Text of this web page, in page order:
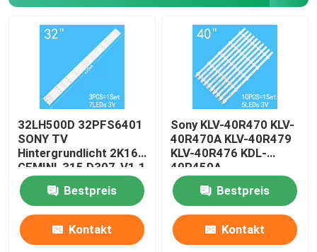
32LH500D 32PFS6401
SONY TV
Hintergrundlicht 2K16
GEMINI-315 D307-V1.1
1B8540000EB0
Bestpreis
Kontakt
Sony KLV-40R470 KLV-
40R470A KLV-40R479
KLV-40R476 KDL-
40R450A
Bestpreis
Kontakt